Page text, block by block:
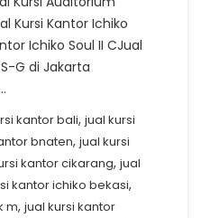
Kursi Kantor Ichiko
Ichiko Soul II CJual
G di Jakarta
kantor bali, jual kursi
bnaten, jual kursi
kantor cikarang, jual
kantor ichiko bekasi,
m, jual kursi kantor